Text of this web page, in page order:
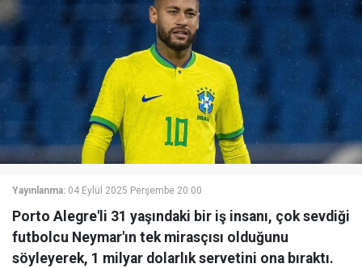
Yayınlanma: 04 Eylül 2025 Perşembe 20:00
Porto Alegre'li 31 yaşındaki bir iş insanı, çok sevdiği
futbolcu Neymar'ın tek mirasçısı olduğunu
söyleyerek, 1 milyar dolarlık servetini ona bıraktı.